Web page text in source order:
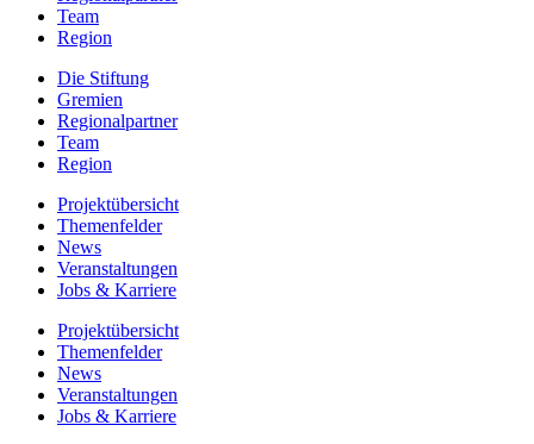
Team
Region
Die Stiftung
Gremien
Regionalpartner
Team
Region
Projektübersicht
Themenfelder
News
Veranstaltungen
Jobs & Karriere
Projektübersicht
Themenfelder
News
Veranstaltungen
Jobs & Karriere